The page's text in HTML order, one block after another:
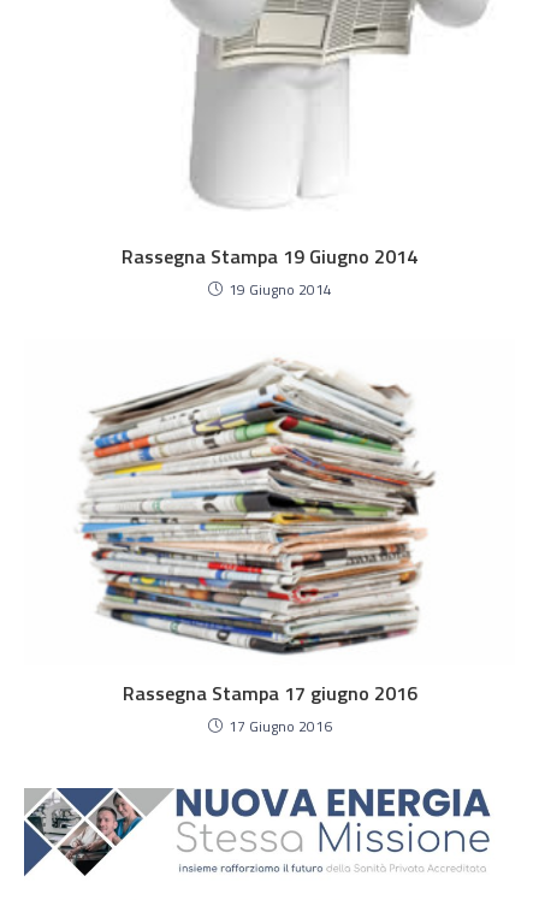
Rassegna Stampa 19 Giugno 2014
19 Giugno 2014
Rassegna Stampa 17 giugno 2016
17 Giugno 2016